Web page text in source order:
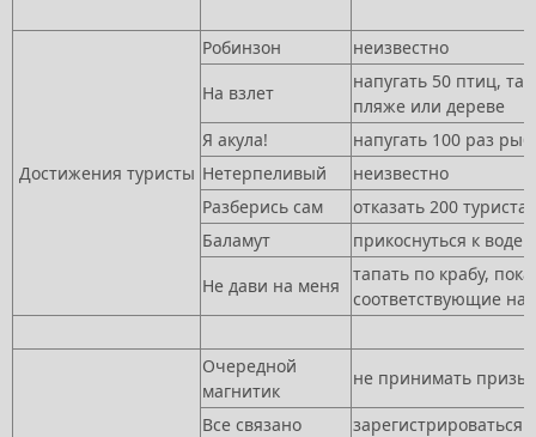
Достижения туристы
Робинзон
неизвестно
На взлет
напугать 50 птиц,
пляже или дереве
Я акула!
напугать 100 раз
Нетерпеливый
неизвестно
Разберись сам
отказать 200
Баламут
прикоснуться к воде
Не дави на меня
тапать по крабу,
соответствующие
Очередной
магнитик
не принимать призы
Все связано
зарегистрироваться